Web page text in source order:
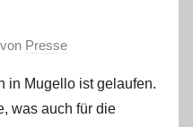
von Presse
in Mugello ist gelaufen.
was auch für die